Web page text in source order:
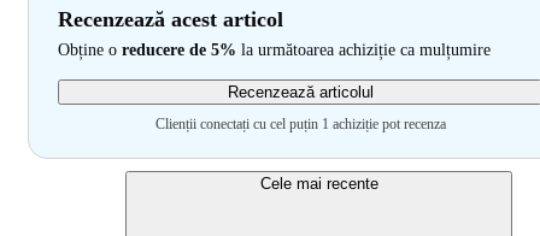
Recenzează acest articol
Obține o reducere de 5% la următoarea achiziție ca mulțumire
Recenzează articolul
Clienții conectați cu cel puțin 1 achiziție pot recenza
Cele mai recente